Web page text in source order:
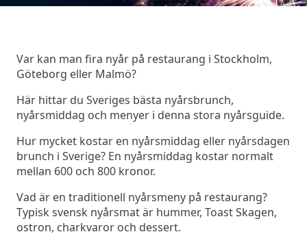
Var kan man fira nyår på restaurang i Stockholm,
Göteborg eller Malmö?
Här hittar du Sveriges bästa nyårsbrunch,
nyårsmiddag och menyer i denna stora nyårsguide.
Hur mycket kostar en nyårsmiddag eller nyårsdagen
brunch i Sverige? En nyårsmiddag kostar normalt
mellan 600 och 800 kronor.
Vad är en traditionell nyårsmeny på restaurang?
Typisk svensk nyårsmat är hummer, Toast Skagen,
ostron, charkvaror och dessert.